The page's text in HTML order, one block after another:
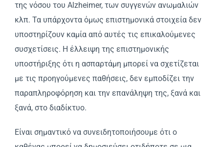
της νόσου του Alzheimer, των συγγενών ανωμαλιών
κλπ. Τα υπάρχοντα όμως επιστημονικά στοιχεία δεν
υποστηρίζουν καμία από αυτές τις επικαλούμενες
συσχετίσεις. Η έλλειψη της επιστημονικής
υποστήριξης ότι η ασπαρτάμη μπορεί να σχετίζεται
με τις προηγούμενες παθήσεις, δεν εμποδίζει την
παραπληροφόρηση και την επανάληψη της, ξανά και
ξανά, στο διαδίκτυο.
Είναι σημαντικό να συνειδητοποιήσουμε ότι ο